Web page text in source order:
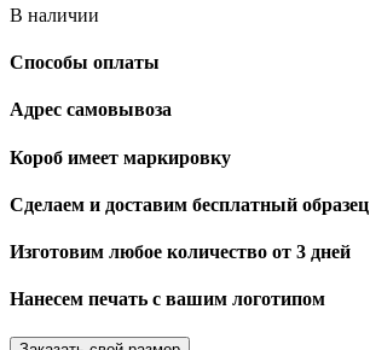
В наличии
Способы оплаты
Адрес самовывоза
Короб имеет маркировку
Сделаем и доставим бесплатный образец
Изготовим любое количество от 3 дней
Нанесем печать с вашим логотипом